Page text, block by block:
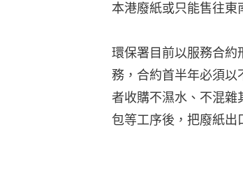
本港廢紙或只能售往東
環保署目前以服務合約
務，合約首半年必須以
者收購不濕水、不混雜
包等工序後，把廢紙出